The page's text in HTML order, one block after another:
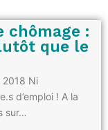
chômage :
que le
2018 Ni
d’emploi ! A la
sur…